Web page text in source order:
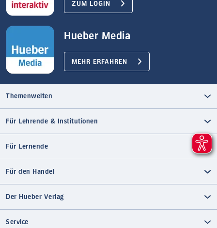
ZUM LOGIN
Hueber Media
MEHR ERFAHREN
Themenwelten
Für Lehrende & Institutionen
Für Lernende
Für den Handel
Der Hueber Verlag
Service